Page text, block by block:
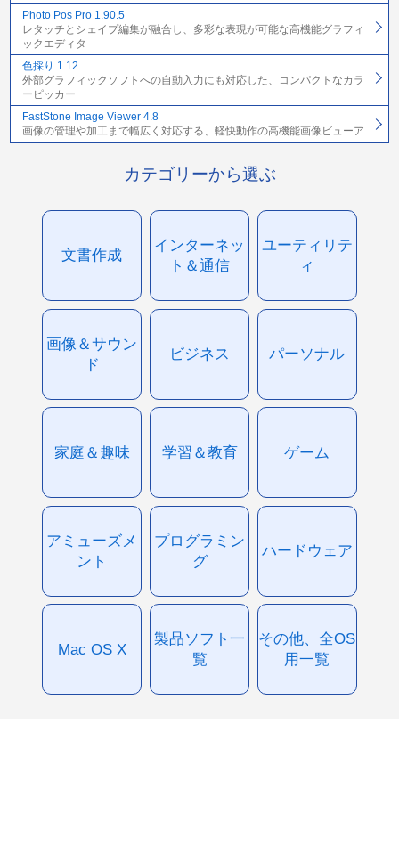
Photo Pos Pro 1.90.5
レタッチとシェイプ編集が融合し、多彩な表現が可能な高機能グラフィ
ックエディタ
色採り 1.12
外部グラフィックソフトへの自動入力にも対応した、コンパクトなカラ
ーピッカー
FastStone Image Viewer 4.8
画像の管理や加工まで幅広く対応する、軽快動作の高機能画像ビューア
カテゴリーから選ぶ
文書作成
インターネッ
ト＆通信
ユーティリテ
ィ
画像＆サウン
ド
ビジネス パーソナル
家庭＆趣味 学習＆教育 ゲーム
アミューズメ
ント
プログラミン
グ
ハードウェア
Mac OS X
製品ソフト一
覧
その他、全OS
用一覧